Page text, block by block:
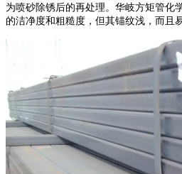
为喷砂除锈后的再处理。华岐方矩管化
的洁净度和粗糙度，但其锚纹浅，而且